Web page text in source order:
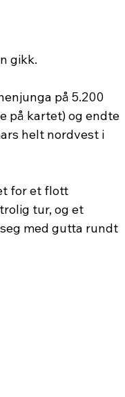
gikk.
på 5.200
på kartet) og endte
helt nordvest i
for et flott
tur, og et
med gutta rundt